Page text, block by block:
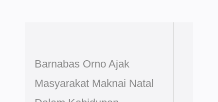
Barnabas Orno Ajak
Masyarakat Maknai Natal